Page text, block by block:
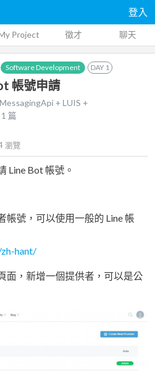
登入
Project 徵才 聊天
Software Development DAY 1
帳號申請
+ LUIS +
1 篇
瀏覽
Line Bot 帳號。
帳號，可以使用一般的 Line 帳
hant/
面，新增一個提供者，可以是公